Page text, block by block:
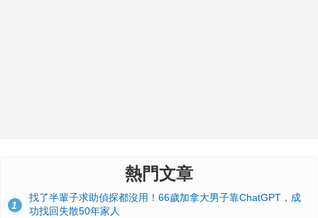
熱門文章
1
找了半輩子求助偵探都沒用！66歲加拿大男子靠ChatGPT，成
功找回失散50年家人